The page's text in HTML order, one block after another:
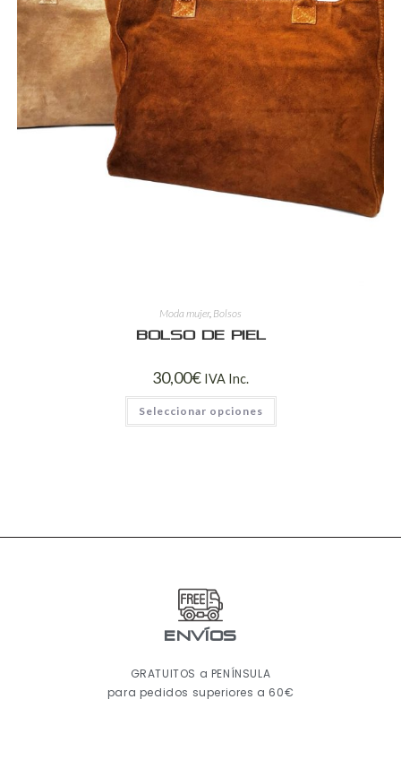
Moda mujer, Bolsos
Bolso de piel
30,00€ IVA Inc.
Seleccionar opciones
ENVÍOS
GRATUITOS a PENÍNSULA
para pedidos superiores a 60€